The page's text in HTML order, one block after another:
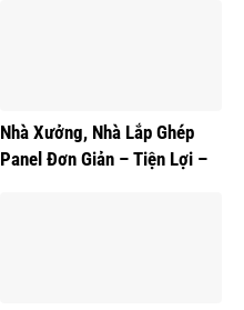
Nhà Xưởng, Nhà Lắp Ghép
Panel Đơn Giản – Tiện Lợi –